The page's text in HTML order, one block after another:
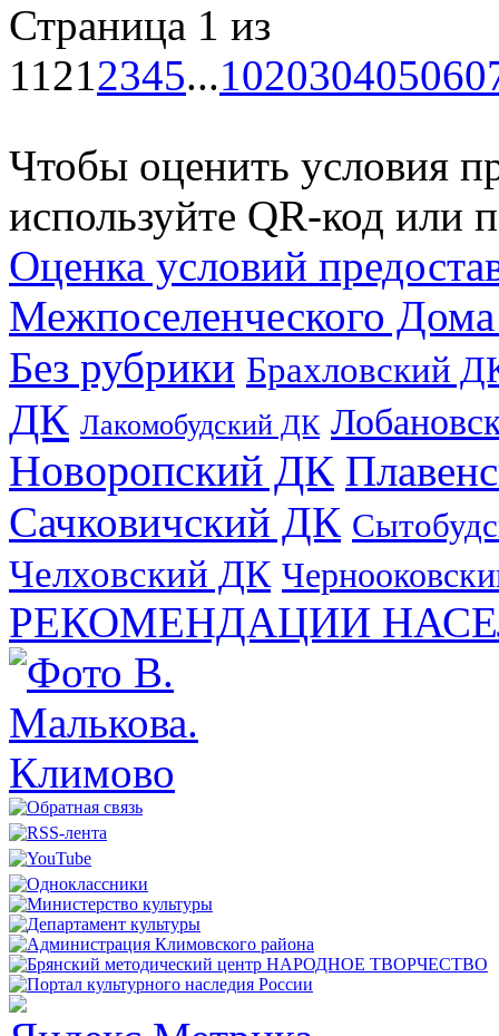
Страница 1 из
11212345...102030405060
Чтобы оценить условия
используйте QR-код или
Оценка условий
Межпоселенческого
Без рубрики Брахловский
ДК Лакомобудский ДК
Новоропский ДК
Сачковичский ДК
Челховский ДК
РЕКОМЕНДАЦИИ